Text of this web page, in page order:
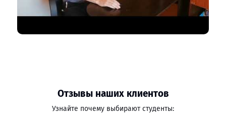
Отзывы наших клиентов
Узнайте почему выбирают студенты: